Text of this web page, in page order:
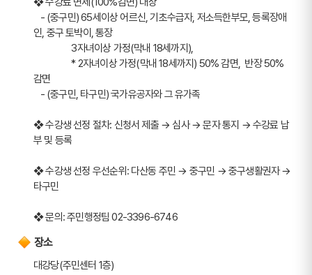
인, 중구 토박이, 통장
                 3자녀이상 가정(막내 18세까지),
                 * 2자녀이상 가정(막내 18세까지) 50% 감면,  반장 50%
감면
   - (중구민, 타구민) 국가유공자와 그 유가족
❖ 수강생 선정 절차: 신청서 제출 → 심사 → 문자 통지 → 수강료 납
부 및 등록
❖ 수강생 선정 우선순위: 다산동 주민 → 중구민 → 중구생활권자 →
타구민
❖ 문의: 주민행정팀 02-3396-6746
장소
대강당(주민센터 1층)